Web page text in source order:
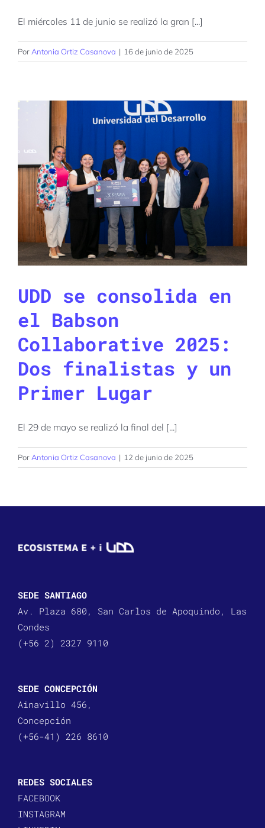
El miércoles 11 de junio se realizó la gran [...]
Por Antonia Ortiz Casanova | 16 de junio de 2025
UDD se consolida en
el Babson
Collaborative 2025:
Dos finalistas y un
Primer Lugar
El 29 de mayo se realizó la final del [...]
Por Antonia Ortiz Casanova | 12 de junio de 2025
SEDE SANTIAGO
Av. Plaza 680, San Carlos de Apoquindo, Las
Condes
(+56 2) 2327 9110
SEDE CONCEPCIÓN
Ainavillo 456,
Concepción
(+56-41) 226 8610
REDES SOCIALES
FACEBOOK
INSTAGRAM